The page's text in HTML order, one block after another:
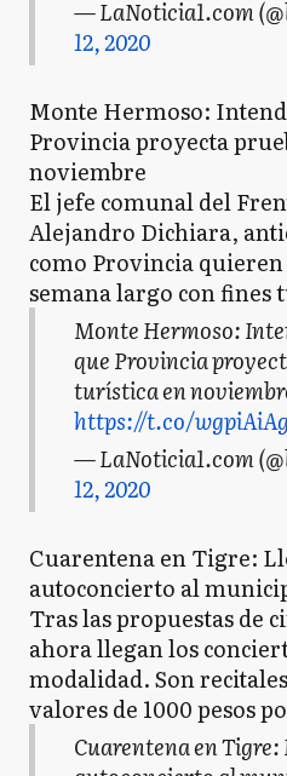
— LaNoticia1.com
12, 2020
Monte Hermoso:
Provincia proyecta
noviembre
El jefe comunal del
Alejandro Dichiara,
como Provincia
semana largo con fines
Monte Hermoso:
que Provincia
turística en
https://t.co/
— LaNoticia1.com
12, 2020
Cuarentena en Tigre:
autoconcierto al
Tras las propuestas de
ahora llegan los
modalidad. Son
valores de 1000 pesos
Cuarentena en